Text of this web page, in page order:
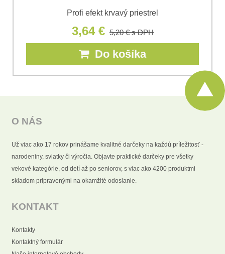
Profi efekt krvavý priestrel
3,64 € 5,20 €s DPH
Do košíka
O NÁS
Už viac ako 17 rokov prinášame kvalitné darčeky na každú príležitosť -
narodeniny, sviatky či výročia. Objavte praktické darčeky pre všetky
vekové kategórie, od detí až po seniorov, s viac ako 4200 produktmi
skladom pripravenými na okamžité odoslanie.
KONTAKT
Kontakty
Kontaktný formulár